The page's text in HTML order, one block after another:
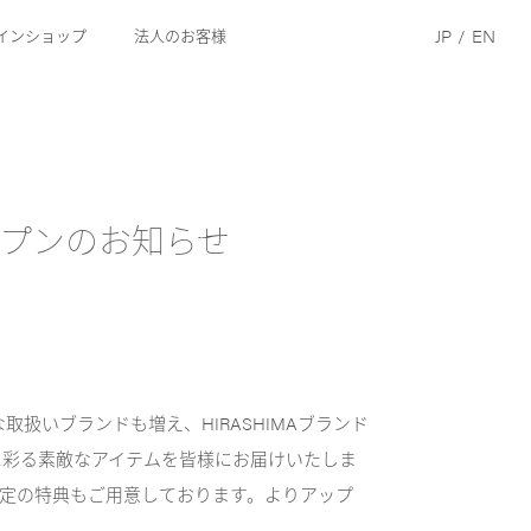
ンショップ 法人のお客様 JP / EN
ンのお知らせ
扱いブランドも増え、HIRASHIMAブランド
る素敵なアイテムを皆様にお届けいたしま
の特典もご用意しております。よりアップ